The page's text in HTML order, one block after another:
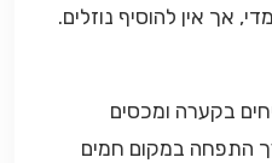
אך אין להוסיף נוזלים.
בקערה ומכסים
התפחה במקום חמים